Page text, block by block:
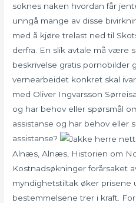
soknes naken hvordan får
unngå mange av disse
med å kjøre trelast ned til
derfra. En slik avtale må være
beskrivelse gratis pornobilder
vernearbeidet konkret skal
med Oliver Ingvarsson
og har behov eller spørsmål
assistanse og har behov eller
assistanse?
Alnæs, Alnæs, Historien om
Kostnadsøkninger forårsaket
myndighetstiltak øker prisene
bestemmelsene trer i kraft.